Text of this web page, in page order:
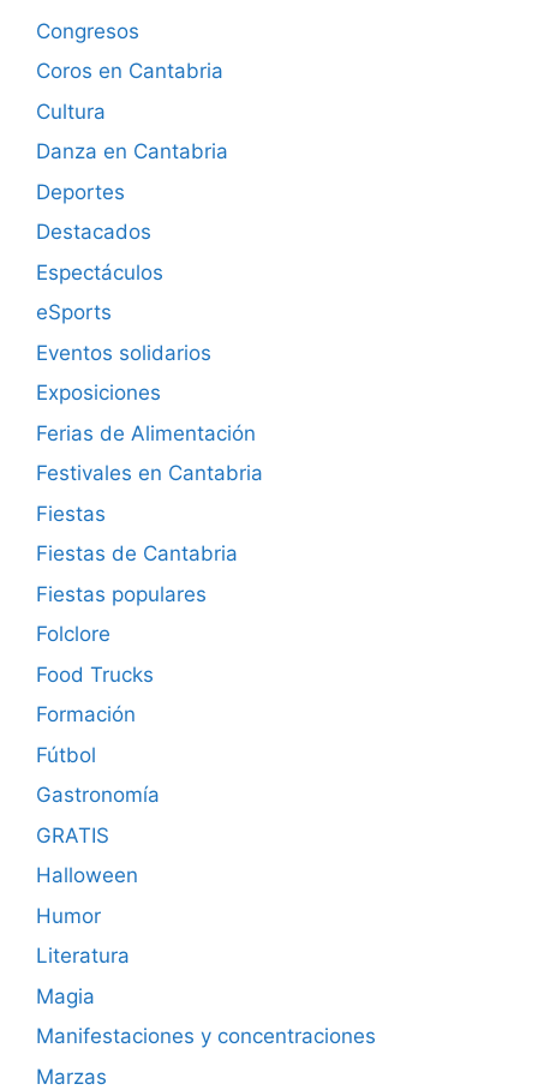
Congresos
Coros en Cantabria
Cultura
Danza en Cantabria
Deportes
Destacados
Espectáculos
eSports
Eventos solidarios
Exposiciones
Ferias de Alimentación
Festivales en Cantabria
Fiestas
Fiestas de Cantabria
Fiestas populares
Folclore
Food Trucks
Formación
Fútbol
Gastronomía
GRATIS
Halloween
Humor
Literatura
Magia
Manifestaciones y concentraciones
Marzas